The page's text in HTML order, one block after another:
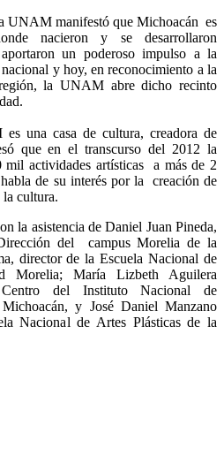
UNAM manifestó que Michoacán es
nacieron y se desarrollaron
un poderoso impulso a la
y hoy, en reconocimiento a la
la UNAM abre dicho recinto
una casa de cultura, creadora de
que en el transcurso del 2012 la
actividades artísticas a más de 2
de su interés por la creación de
la cultura.
la asistencia de Daniel Juan Pineda,
del campus Morelia de la
director de la Escuela Nacional de
Morelia; María Lizbeth Aguilera
del Instituto Nacional de
y José Daniel Manzano
Nacional de Artes Plásticas de la